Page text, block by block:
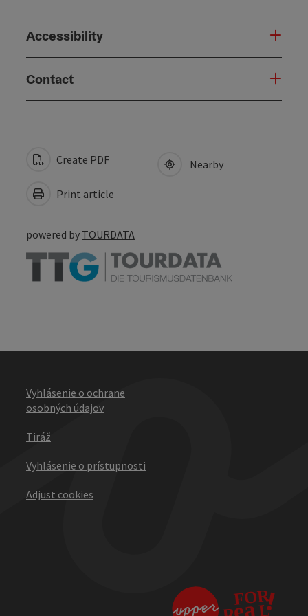
Accessibility
Contact
Create PDF
Print article
Nearby
powered by TOURDATA
Vyhlásenie o ochrane
osobných údajov
Tiráž
Vyhlásenie o prístupnosti
Adjust cookies